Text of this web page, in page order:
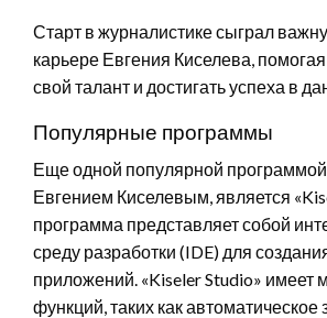
Старт в журналистике сыграл
карьере Евгения Киселева,
свой талант и достигать успеха в
Популярные программы
Еще одной популярной
Евгением Киселевым, является
программа представляет собой
среду разработки (IDE) для
приложений. «Kiseler Studio» имеет
функций, таких как